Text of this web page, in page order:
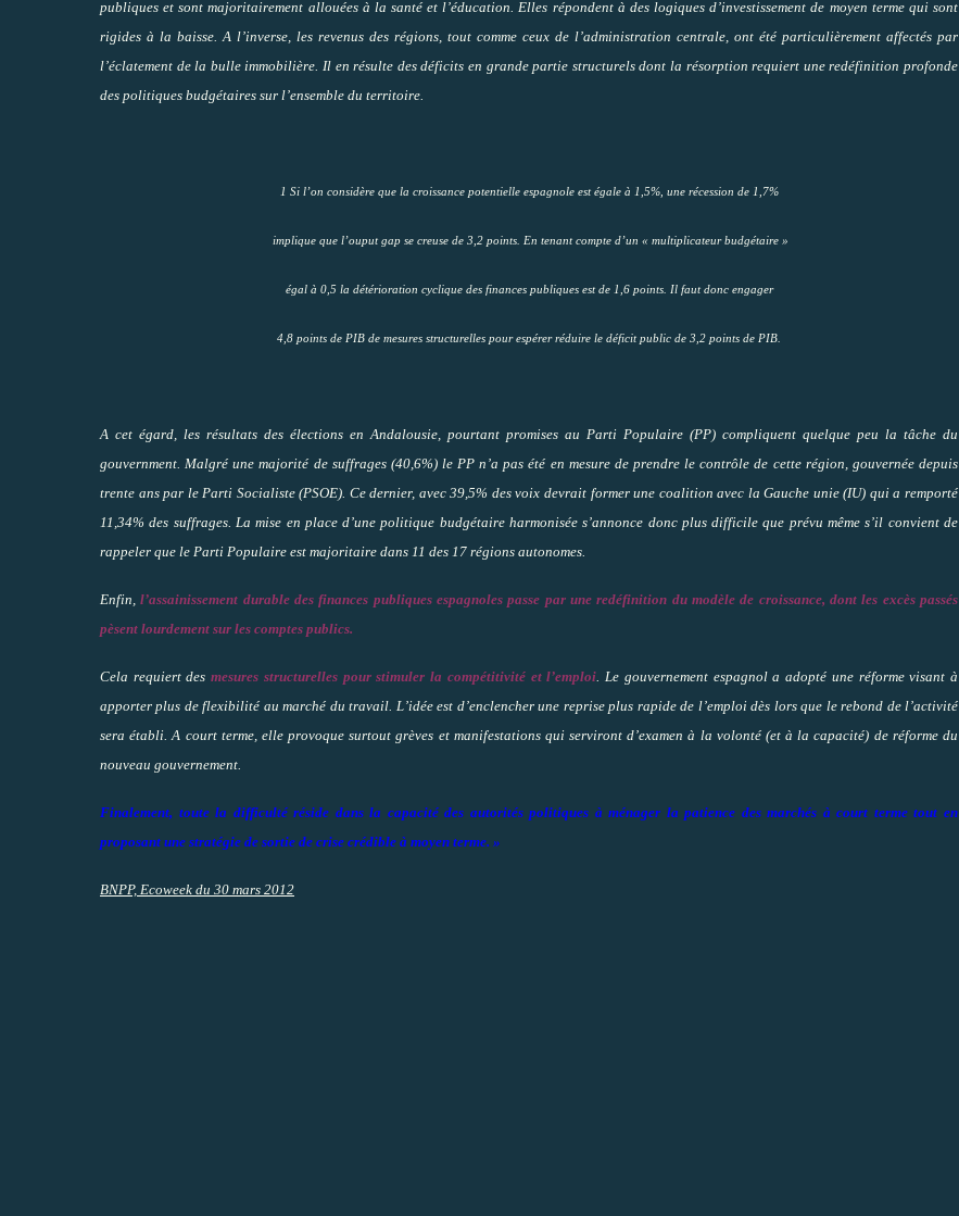
publiques et sont majoritairement allouées à la santé et l’éducation. Elles répondent à des logiques d’investissement de moyen terme qui sont
rigides à la baisse. A l’inverse, les revenus des régions, tout comme ceux de l’administration centrale, ont été particulièrement affectés par
l’éclatement de la bulle immobilière. Il en résulte des déficits en grande partie structurels dont la résorption requiert une redéfinition profonde
des politiques budgétaires sur l’ensemble du territoire.
1 Si l’on considère que la croissance potentielle espagnole est égale à 1,5%, une récession de 1,7%
implique que l’ouput gap se creuse de 3,2 points. En tenant compte d’un « multiplicateur budgétaire »
égal à 0,5 la détérioration cyclique des finances publiques est de 1,6 points. Il faut donc engager
4,8 points de PIB de mesures structurelles pour espérer réduire le déficit public de 3,2 points de PIB.
A cet égard, les résultats des élections en Andalousie, pourtant promises au Parti Populaire (PP) compliquent quelque peu la tâche du
gouvernment. Malgré une majorité de suffrages (40,6%) le PP n’a pas été en mesure de prendre le contrôle de cette région, gouvernée depuis
trente ans par le Parti Socialiste (PSOE). Ce dernier, avec 39,5% des voix devrait former une coalition avec la Gauche unie (IU) qui a remporté
11,34% des suffrages. La mise en place d’une politique budgétaire harmonisée s’annonce donc plus difficile que prévu même s’il convient de
rappeler que le Parti Populaire est majoritaire dans 11 des 17 régions autonomes.
Enfin,l’assainissement durable des finances publiques espagnoles passe par une redéfinition du modèle de croissance, dont les excès passés
pèsent lourdement sur les comptes publics.
Cela requiert desmesures structurelles pour stimuler la compétitivité et l’emploi . Le gouvernement espagnol a adopté une réforme visant à
apporter plus de flexibilité au marché du travail. L’idée est d’enclencher une reprise plus rapide de l’emploi dès lors que le rebond de l’activité
sera établi. A court terme, elle provoque surtout grèves et manifestations qui serviront d’examen à la volonté (et à la capacité) de réforme du
nouveau gouvernement.
Finalement, toute la difficulté réside dans la capacité des autorités politiques à ménager la patience des marchés à court terme tout en
proposant une stratégie de sortie de crise crédible à moyen terme. »
BNPP, Ecoweek du 30 mars 2012